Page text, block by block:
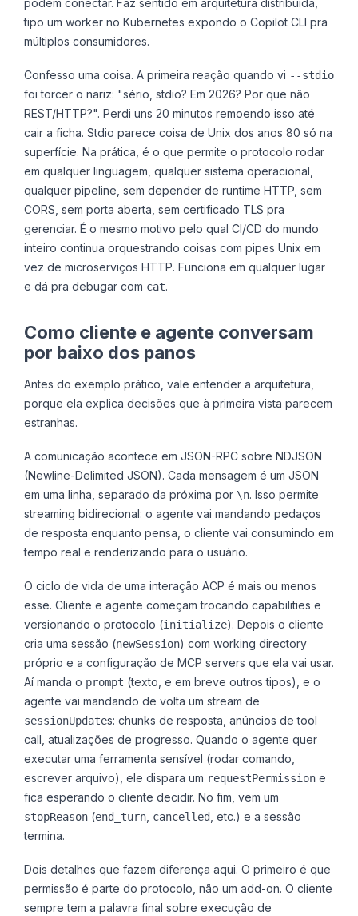
podem conectar. Faz sentido em arquitetura distribuída,
tipo um worker no Kubernetes expondo o Copilot CLI pra
múltiplos consumidores.
Confesso uma coisa. A primeira reação quando vi --stdio
foi torcer o nariz: "sério, stdio? Em 2026? Por que não
REST/HTTP?". Perdi uns 20 minutos remoendo isso até
cair a ficha. Stdio parece coisa de Unix dos anos 80 só na
superfície. Na prática, é o que permite o protocolo rodar
em qualquer linguagem, qualquer sistema operacional,
qualquer pipeline, sem depender de runtime HTTP, sem
CORS, sem porta aberta, sem certificado TLS pra
gerenciar. É o mesmo motivo pelo qual CI/CD do mundo
inteiro continua orquestrando coisas com pipes Unix em
vez de microserviços HTTP. Funciona em qualquer lugar
e dá pra debugar com cat.
Como cliente e agente conversam
por baixo dos panos
Antes do exemplo prático, vale entender a arquitetura,
porque ela explica decisões que à primeira vista parecem
estranhas.
A comunicação acontece em JSON-RPC sobre NDJSON
(Newline-Delimited JSON). Cada mensagem é um JSON
em uma linha, separado da próxima por \n. Isso permite
streaming bidirecional: o agente vai mandando pedaços
de resposta enquanto pensa, o cliente vai consumindo em
tempo real e renderizando para o usuário.
O ciclo de vida de uma interação ACP é mais ou menos
esse. Cliente e agente começam trocando capabilities e
versionando o protocolo (initialize). Depois o cliente
cria uma sessão (newSession) com working directory
próprio e a configuração de MCP servers que ela vai usar.
Aí manda o prompt (texto, e em breve outros tipos), e o
agente vai mandando de volta um stream de
sessionUpdates: chunks de resposta, anúncios de tool
call, atualizações de progresso. Quando o agente quer
executar uma ferramenta sensível (rodar comando,
escrever arquivo), ele dispara um requestPermission e
fica esperando o cliente decidir. No fim, vem um
stopReason (end_turn cancelled
, etc.) e a sessão
termina.
Dois detalhes que fazem diferença aqui. O primeiro é que
permissão é parte do protocolo, não um add-on. O cliente
sempre tem a palavra final sobre execução de